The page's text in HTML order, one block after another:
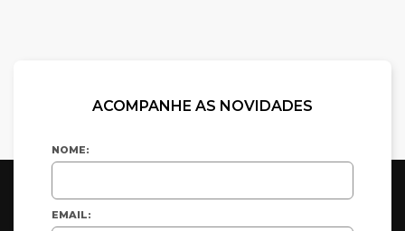
ACOMPANHE AS NOVIDADES
NOME:
EMAIL: